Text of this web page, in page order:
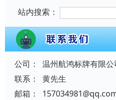
站内搜索：
公司：
温州航鸿标牌有限公
联系：
黄先生
邮箱：